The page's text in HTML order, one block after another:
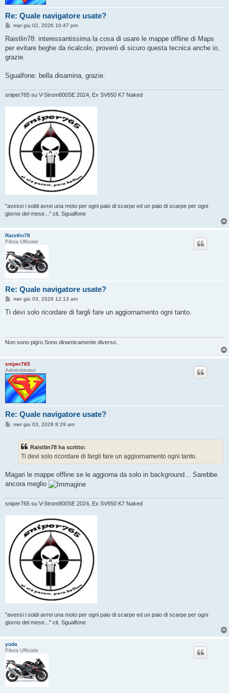
Re: Quale navigatore usate?
M
s
a
g
o
mar giu 02, 2026 10:47 pm
Raistlin78: interessantissima la cosa di usare le mappe offline di Maps
per evitare beghe da ricalcolo, proverò di sicuro questa tecnica anche io,
grazie.
Sgualfone: bella disamina, grazie.
sniper765 su V-Strom800SE 2024, Ex SV650 K7 Naked
"avessi i soldi avrei una moto per ogni paio di scarpe ed un paio di scarpe per ogni
giorno del mese..." cit. Sgualfone
Raistlin78
Pilota Ufficiale
Re: Quale navigatore usate?
M
s
i
mer giu 03, 2026 12:13 am
Ti devi solo ricordare di fargli fare un aggiornamento ogni tanto.
Non sono pigro.Sono dinamicamente diverso.
sniper765
Administrator
Re: Quale navigatore usate?
M
o
mer giu 03, 2026 8:29 am
Raistlin78 ha scritto:
Ti devi solo ricordare di fargli fare un aggiornamento ogni tanto.
Magari le mappe offline se le aggiorna da solo in background... Sarebbe
ancora meglio
sniper765 su V-Strom800SE 2024, Ex SV650 K7 Naked
"avessi i soldi avrei una moto per ogni paio di scarpe ed un paio di scarpe per ogni
giorno del mese..." cit. Sgualfone
yoda
Pilota Ufficiale